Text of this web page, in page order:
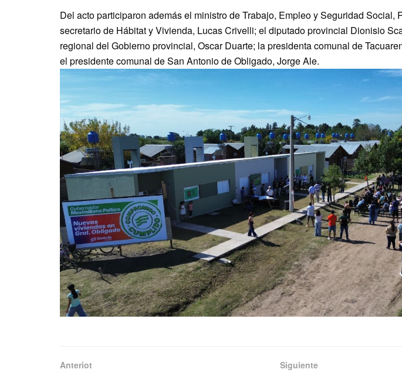
Del acto participaron además el ministro de Trabajo, Empleo y Seguridad Social,
secretario de Hábitat y Vivienda, Lucas Crivelli; el diputado provincial Dionisio
regional del Gobierno provincial, Oscar Duarte; la presidenta comunal de
el presidente comunal de San Antonio de Obligado, Jorge Ale.
Anteriot Siguiente